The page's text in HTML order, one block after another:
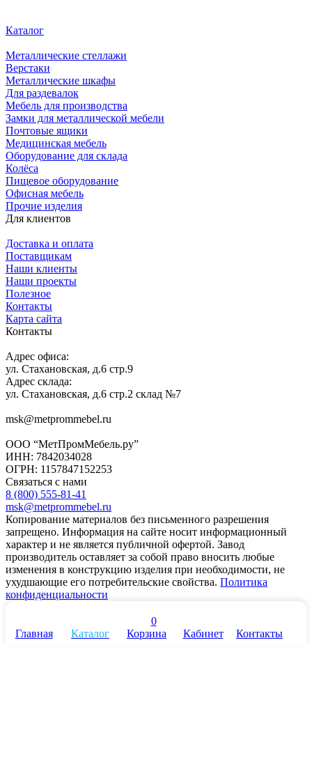
Каталог
Металлические стеллажи
Верстаки
Металлические шкафы
Для раздевалок
Мебель для производства
Замки для металлической мебели
Почтовые ящики
Медицинская мебель
Оборудование для склада
Колёса
Пищевое оборудование
Офисная мебель
Прочие изделия
Для клиентов
Доставка и оплата
Поставщикам
Наши клиенты
Наши проекты
Полезное
Контакты
Карта сайта
Контакты
Адрес офиса:
ул. Стахановская, д.6 стр.9
Адрес склада:
ул. Стахановская, д.6 стр.2 склад №7
msk@metprommebel.ru
ООО “МетПромМебель.ру”
ИНН: 7842034028
ОГРН: 1157847152253
Связаться с нами
8 (800) 555-81-41
msk@metprommebel.ru
Копирование материалов без письменного разрешения
запрещено. Информация на сайте носит информационный
характер и не является публичной офертой. Завод
производитель оставляет за собой право вносить любые
изменения в конструкцию изделия при необходимости, не
ухудшающие его потребительские свойства. Политика
конфиденциальности
Главная Каталог
0
Корзина
Кабинет Контакты